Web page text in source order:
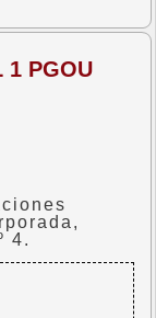
1 PGOU
4.